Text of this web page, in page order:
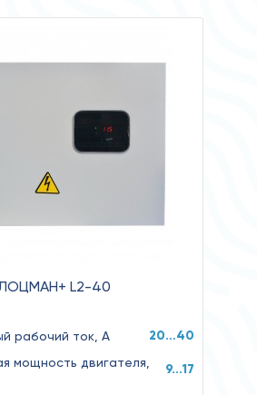
L2-40
рабочий ток, А 20…40
мощность двигателя,
9...17